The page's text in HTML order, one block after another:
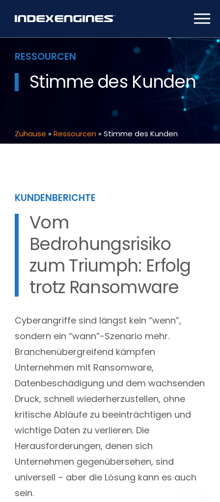
RESSOURCEN
Stimme des Kunden
Zuhause »Ressourcen »Stimme des Kunden
KUNDENBERICHTE
Vom
Bedrohungsrisiko
zum Triumph: Erfolg
trotz Ransomware
Cyberangriffe sind längst kein “wenn”,
sondern ein “wann”-Szenario mehr.
Branchenübergreifend kämpfen
Unternehmen mit Ransomware,
Datenbeschädigung und dem wachsenden
Druck, schnell wiederherzustellen, ohne
kritische Abläufe zu beeinträchtigen und
wichtige Daten zu verlieren. Die
Herausforderungen, denen sich
Unternehmen gegenübersehen, sind
universell – aber die Lösung kann es auch
sein.